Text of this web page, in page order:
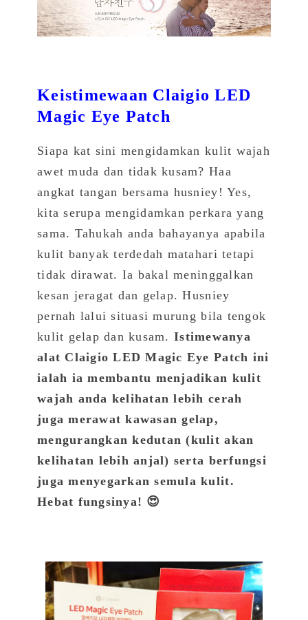
Keistimewaan Claigio LED
Magic Eye Patch
Siapa kat sini mengidamkan kulit wajah
awet muda dan tidak kusam? Haa
angkat tangan bersama husniey! Yes,
kita serupa mengidamkan perkara yang
sama. Tahukah anda bahayanya apabila
kulit banyak terdedah matahari tetapi
tidak dirawat. Ia bakal meninggalkan
kesan jeragat dan gelap. Husniey
pernah lalui situasi murung bila tengok
kulit gelap dan kusam. Istimewanya
alat Claigio LED Magic Eye Patch ini
ialah ia membantu menjadikan kulit
wajah anda kelihatan lebih cerah
juga merawat kawasan gelap,
mengurangkan kedutan (kulit akan
kelihatan lebih anjal) serta berfungsi
juga menyegarkan semula kulit.
Hebat fungsinya! 😍